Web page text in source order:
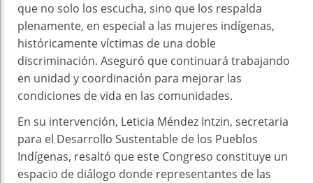
que no solo los escucha, sino que los respalda
plenamente, en especial a las mujeres indígenas,
históricamente víctimas de una doble
discriminación. Aseguró que continuará trabajando
en unidad y coordinación para mejorar las
condiciones de vida en las comunidades.
En su intervención, Leticia Méndez Intzin, secretaria
para el Desarrollo Sustentable de los Pueblos
Indígenas, resaltó que este Congreso constituye un
espacio de diálogo donde representantes de las